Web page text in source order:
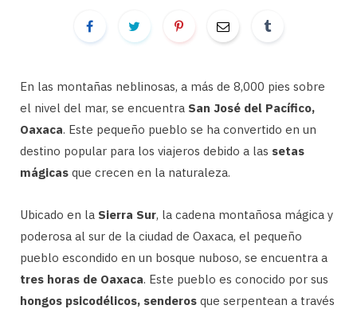
En las montañas neblinosas, a más de 8,000 pies sobre
el nivel del mar, se encuentra San José del Pacífico,
Oaxaca. Este pequeño pueblo se ha convertido en un
destino popular para los viajeros debido a las setas
mágicas que crecen en la naturaleza.
Ubicado en la Sierra Sur, la cadena montañosa mágica y
poderosa al sur de la ciudad de Oaxaca, el pequeño
pueblo escondido en un bosque nuboso, se encuentra a
tres horas de Oaxaca. Este pueblo es conocido por sus
hongos psicodélicos, senderos que serpentean a través